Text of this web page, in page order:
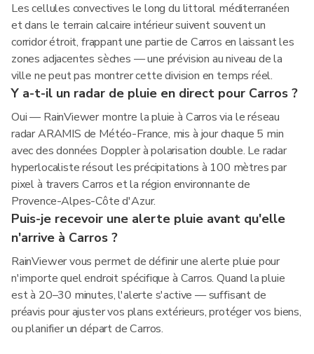
Les cellules convectives le long du littoral méditerranéen
et dans le terrain calcaire intérieur suivent souvent un
corridor étroit, frappant une partie de Carros en laissant les
zones adjacentes sèches — une prévision au niveau de la
ville ne peut pas montrer cette division en temps réel.
Y a-t-il un radar de pluie en direct pour Carros ?
Oui — RainViewer montre la pluie à Carros via le réseau
radar ARAMIS de Météo-France, mis à jour chaque 5 min
avec des données Doppler à polarisation double. Le radar
hyperlocaliste résout les précipitations à 100 mètres par
pixel à travers Carros et la région environnante de
Provence-Alpes-Côte d'Azur.
Puis-je recevoir une alerte pluie avant qu'elle
n'arrive à Carros ?
RainViewer vous permet de définir une alerte pluie pour
n'importe quel endroit spécifique à Carros. Quand la pluie
est à 20–30 minutes, l'alerte s'active — suffisant de
préavis pour ajuster vos plans extérieurs, protéger vos biens,
ou planifier un départ de Carros.